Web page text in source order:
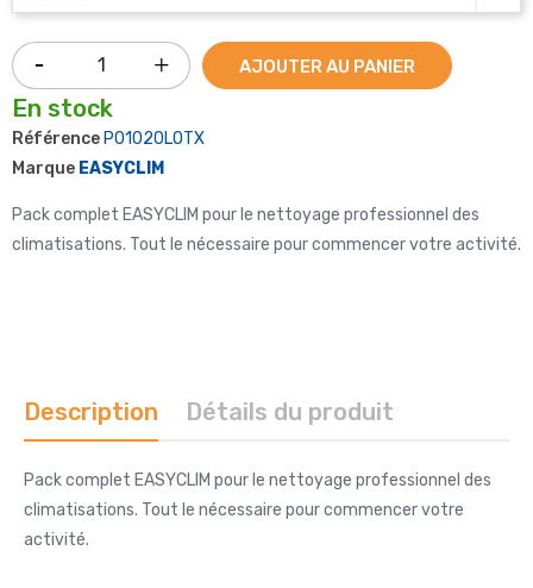
AJOUTER AU PANIER
En stock
Référence P01020LOTX
Marque EASYCLIM
Pack complet EASYCLIM pour le nettoyage professionnel des
climatisations. Tout le nécessaire pour commencer votre activité.
Description Détails du produit
Pack complet EASYCLIM pour le nettoyage professionnel des
climatisations. Tout le nécessaire pour commencer votre
activité.